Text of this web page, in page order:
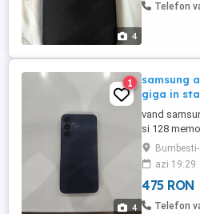
4
Telefon
4
1
samsung
giga in
vand
si 128
, totul
azi 19:29
475 RON
Telefon